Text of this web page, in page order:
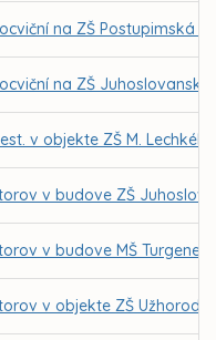
na ZŠ Postupimská
na ZŠ
v objekte ZŠ M.
v budove ZŠ
v budove MŠ
v objekte ZŠ